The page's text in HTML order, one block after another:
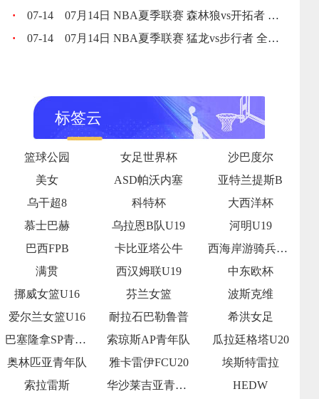
·
07-14
07月14日 NBA夏季联赛 森林狼vs开拓者 全场录像回放
·
07-14 07月14日 NBA夏季联赛 猛龙vs步行者 全场录像回放
标签云
篮球公园 女足世界杯
沙巴度尔
美女
ASD帕沃内塞
亚特兰提斯B
乌干超8
科特杯
大西洋杯
慕士巴赫
乌拉恩B队U19
河明U19
巴西FPB
卡比亚塔公牛
西海岸游骑兵女足
满贯
西汉姆联U19
中东欧杯
挪威女篮U16
芬兰女篮
波斯克维
爱尔兰女篮U16
耐拉石巴勒鲁普
希洪女足
巴塞隆拿SP青年队
索琼斯AP青年队
瓜拉廷格塔U20
奥林匹亚青年队
雅卡雷伊FCU20
埃斯特雷拉
索拉雷斯
华沙莱吉亚青年队 HEDW